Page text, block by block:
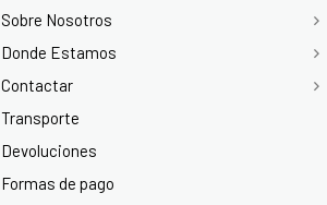
Sobre Nosotros
Donde Estamos
Contactar
Transporte
Devoluciones
Formas de pago